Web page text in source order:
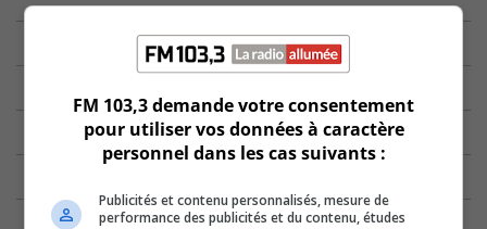
FM 103,3 demande votre consentement
pour utiliser vos données à caractère
personnel dans les cas suivants :
Publicités et contenu personnalisés, mesure de
performance des publicités et du contenu, études